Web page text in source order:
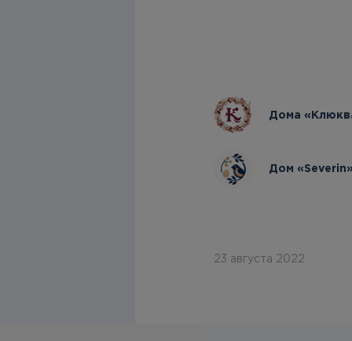
Дома
Дом
23 августа 2022